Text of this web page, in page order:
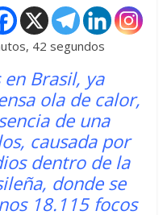
42 segundos
en Brasil, ya
ola de calor,
de una
causada por
dentro de la
donde se
18.115 focos